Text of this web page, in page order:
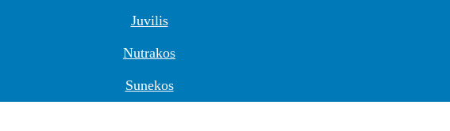
Juvilis
Nutrakos
Sunekos